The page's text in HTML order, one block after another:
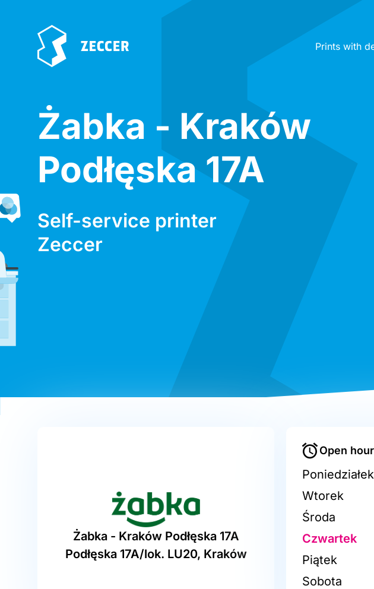
Prints with
Żabka - Kraków
Podłęska 17A
Self-service printer
Zeccer
Żabka - Kraków Podłęska 17A
Podłęska 17A/lok. LU20, Kraków
Open
Poniedziałek
Wtorek
Środa
Czwartek
Piątek
Sobota